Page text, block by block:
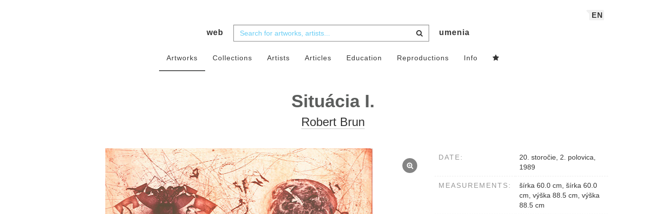
EN
web umenia
Artworks Collections Artists Articles Education Reproductions Info
Situácia I.
Robert Brun
DATE:
20. storočie, 2. polovica,
1989
MEASUREMENTS:
šírka 60.0 cm, šírka 60.0
cm, výška 88.5 cm, výška
88.5 cm